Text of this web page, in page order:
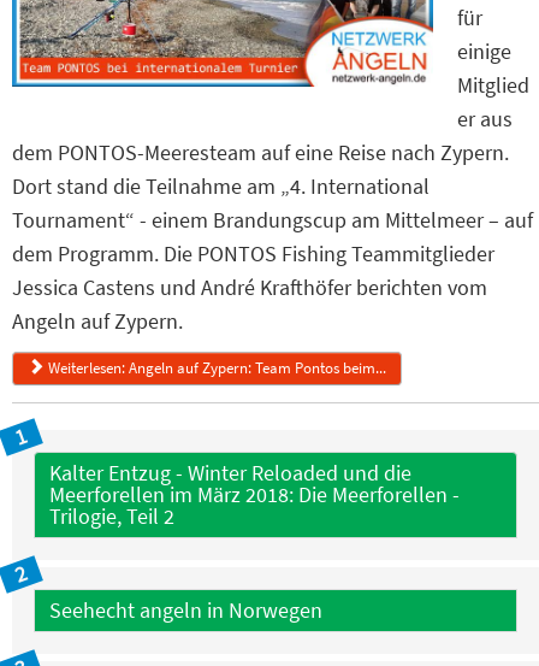
für
einige
Mitglied
er aus
dem PONTOS-Meeresteam auf eine Reise nach Zypern.
Dort stand die Teilnahme am „4. International
Tournament“ - einem Brandungscup am Mittelmeer – auf
dem Programm. Die PONTOS Fishing Teammitglieder
Jessica Castens und André Krafthöfer berichten vom
Angeln auf Zypern.
Weiterlesen: Angeln auf Zypern: Team Pontos beim...
Kalter Entzug - Winter Reloaded und die
Meerforellen im März 2018: Die Meerforellen -
Trilogie, Teil 2
Seehecht angeln in Norwegen